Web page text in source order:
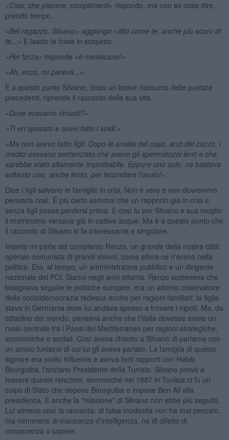
«Ciao, che piacere, complimenti» rispondo, ma non so cosa dire,
prendo tempo.
«Bel ragazzo, Silvano» aggiungo «alto come te, anche più scuro di
te...» E lascio la frase in sospeso.
«Per forza» risponde «è messicano!»
«Ah, ecco, mi pareva...»
E a questo punto Silvano, dopo un breve riassunto delle puntate
precedenti, riprende il racconto della sua vita.
«Dove eravamo rimasti?»
«Ti eri sposato e avevi fatto i soldi.»
«Ma non avevo fatto figli. Dopo le analisi del caso, anzi del cazzo, i
medici avevano sentenziato che avevo gli spermatozoi lenti e che
sarebbe stato altamente improbabile. Eppure uno solo, ne bastava
soltanto uno, anche lento, per fecondare l'ovulo!»
Dice i figli salvano le famiglie in crisi. Non è vero e non dovremmo
pensarla così. È più certo semmai che un rapporto già in crisi e
senza figli possa perdersi prima. E così fu per Silvano e sua moglie:
il matrimonio versava già in cattive acque. Ma è a questo punto che
il racconto di Silvano si fa interessante e singolare.
Intanto mi parla del compianto Renzo, un grande della nostra città:
operaio comunista di grandi visioni, come allora ce n'erano nella
politica. Era, al tempo, un amministratore pubblico e un dirigente
nazionale del PCI. Siamo negli anni ottanta. Renzo sosteneva che
bisognava seguire le politiche europee, era un attento osservatore
della socialdemocrazia tedesca anche per ragioni familiari: la figlia
stava in Germania dove lui andava spesso a trovare i nipoti. Ma, da
cittadino del mondo, pensava anche che l'Italia dovesse avere un
ruolo centrale tra i Paesi del Mediterraneo per ragioni strategiche,
economiche e sociali. Così aveva chiesto a Silvano di parlarne con
un amico tunisino di cui lui gli aveva parlato. La famiglia di questo
signore era molto influente e aveva forti rapporti con Habib
Bourguiba, l'anziano Presidente della Tunisia. Silvano provò a
tessere queste relazioni, sennonché nel 1987 in Tunisia ci fu un
colpo di Stato che depose Bourguiba e impose Ben Ali alla
presidenza. E anche la "missione" di Silvano non ebbe più seguito.
Lui almeno così la racconta: di falsa modestia non ha mai peccato,
ma nemmeno di mancanza d'intelligenza, né di difetto di
conoscenza o sapere.